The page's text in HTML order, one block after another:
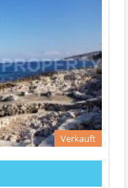
Verkauft